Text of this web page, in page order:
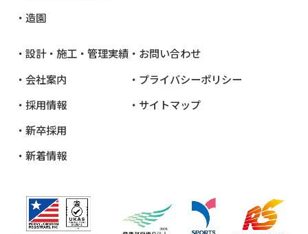
造園
設計・施工・管理実績
会社案内
採用情報
新卒採用
新着情報
お問い合わせ
プライバシーポリシー
サイトマップ